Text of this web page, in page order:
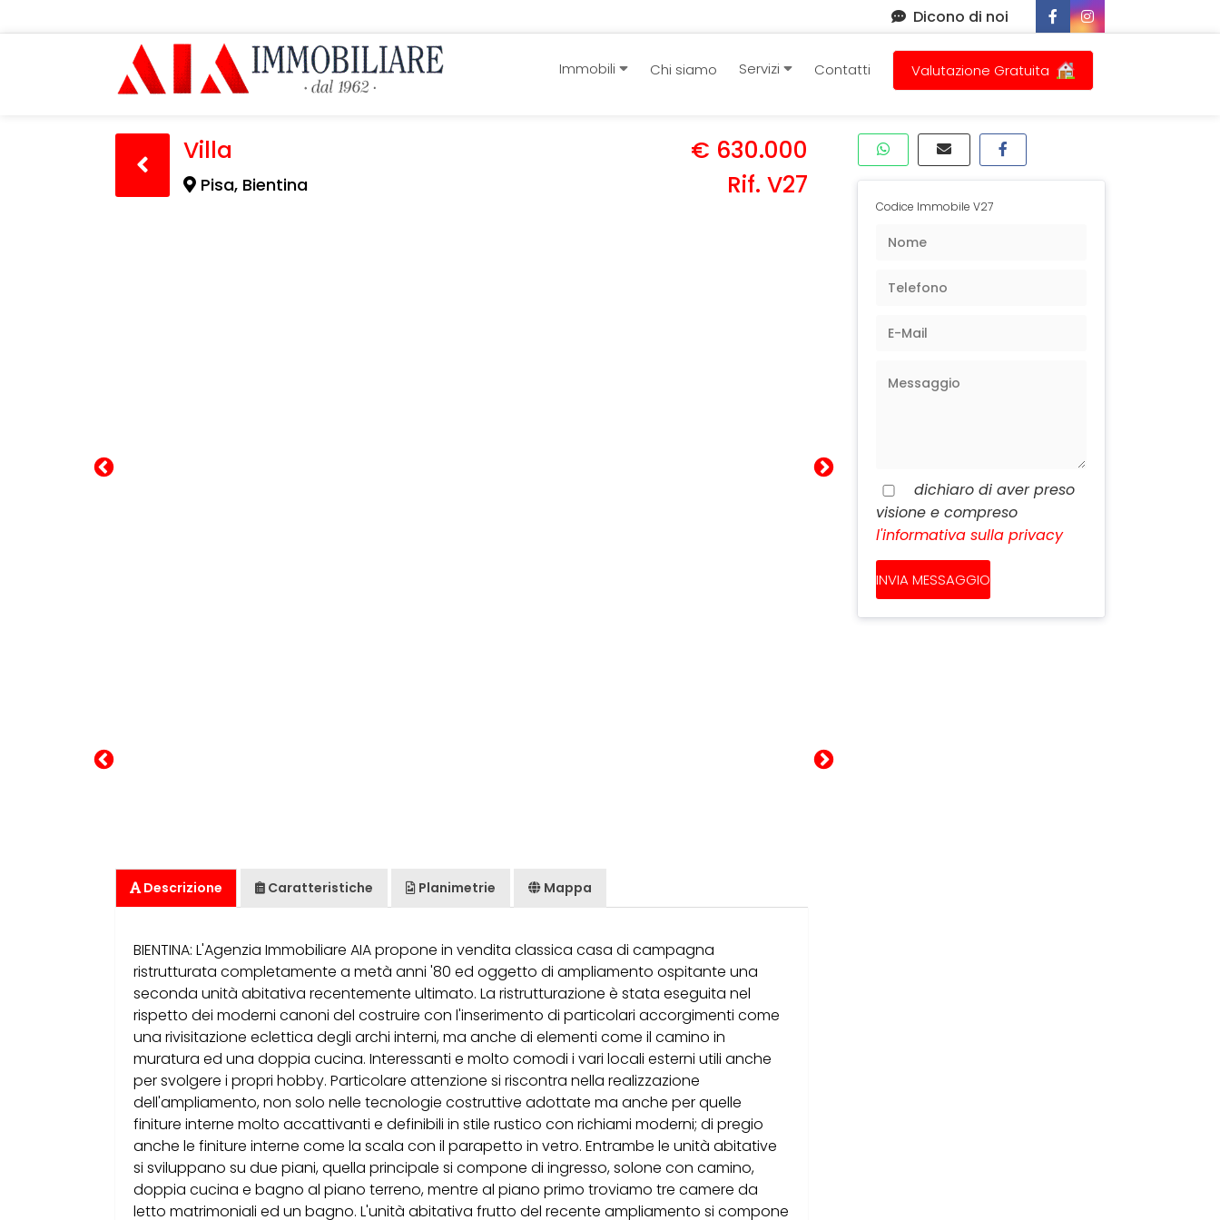
Dicono di noi
Immobili Chi siamo Servizi Contatti Valutazione Gratuita
Villa
Pisa, Bientina
€ 630.000
Rif. V27
Descrizione Caratteristiche Planimetrie Mappa
BIENTINA: L'Agenzia Immobiliare AIA propone in vendita classica casa di campagna
ristrutturata completamente a metà anni '80 ed oggetto di ampliamento ospitante una
seconda unità abitativa recentemente ultimato. La ristrutturazione è stata eseguita nel
rispetto dei moderni canoni del costruire con l'inserimento di particolari accorgimenti come
una rivisitazione eclettica degli archi interni, ma anche di elementi come il camino in
muratura ed una doppia cucina. Interessanti e molto comodi i vari locali esterni utili anche
per svolgere i propri hobby. Particolare attenzione si riscontra nella realizzazione
dell'ampliamento, non solo nelle tecnologie costruttive adottate ma anche per quelle
finiture interne molto accattivanti e definibili in stile rustico con richiami moderni; di pregio
anche le finiture interne come la scala con il parapetto in vetro. Entrambe le unità abitative
si sviluppano su due piani, quella principale si compone di ingresso, solone con camino,
doppia cucina e bagno al piano terreno, mentre al piano primo troviamo tre camere da
letto matrimoniali ed un bagno. L'unità abitativa frutto del recente ampliamento si compone
Codice Immobile V27
dichiaro di aver preso
visione e compreso
l'informativa sulla privacy